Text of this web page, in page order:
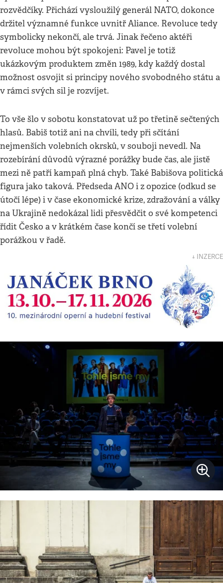
rozvědčíky. Přichází vysloužilý generál NATO, dokonce
držitel významné funkce uvnitř Aliance. Revoluce tedy
symbolicky nekončí, ale trvá. Jinak řečeno aktéři
revoluce mohou být spokojeni: Pavel je totiž
ukázkovým produktem změn 1989, kdy každý dostal
možnost osvojit si principy nového svobodného státu a
v rámci svých sil je rozvíjet.
To vše šlo v sobotu konstatovat už po třetině sečtených
hlasů. Babiš totiž ani na chvíli, tedy při sčítání
nejmenších volebních okrsků, v souboji nevedl. Na
rozebírání důvodů výrazné porážky bude čas, ale jistě
mezi ně patří kampaň plná chyb. Také Babišova politická
figura jako taková. Předseda ANO i z opozice (odkud se
útočí lépe) i v čase ekonomické krize, zdražování a války
na Ukrajině nedokázal lidi přesvědčit o své kompetenci
řídit Česko a v krátkém čase končí se třetí volební
porážkou v řadě.
↓ INZERCE